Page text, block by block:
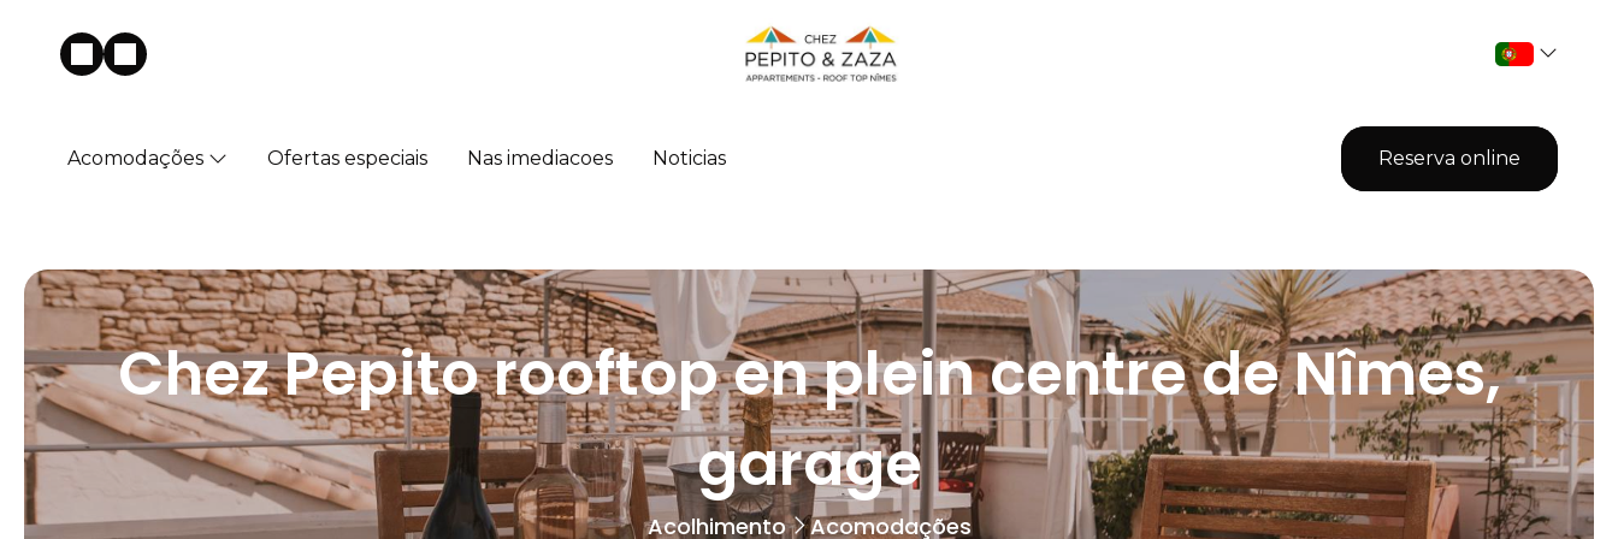
Acomodações Ofertas especiais Nas imediacoes Noticias Reserva online
Chez Pepito rooftop en plein centre de Nîmes,
garage
Acolhimento Acomodações